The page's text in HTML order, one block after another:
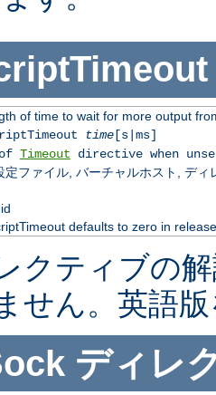
of time to wait for more output
time[s|ms]
Timeout directive when
定ファイル, バーチャルホスト, ディ
defaults to zero in
クティブの
せん。英語
ディレ